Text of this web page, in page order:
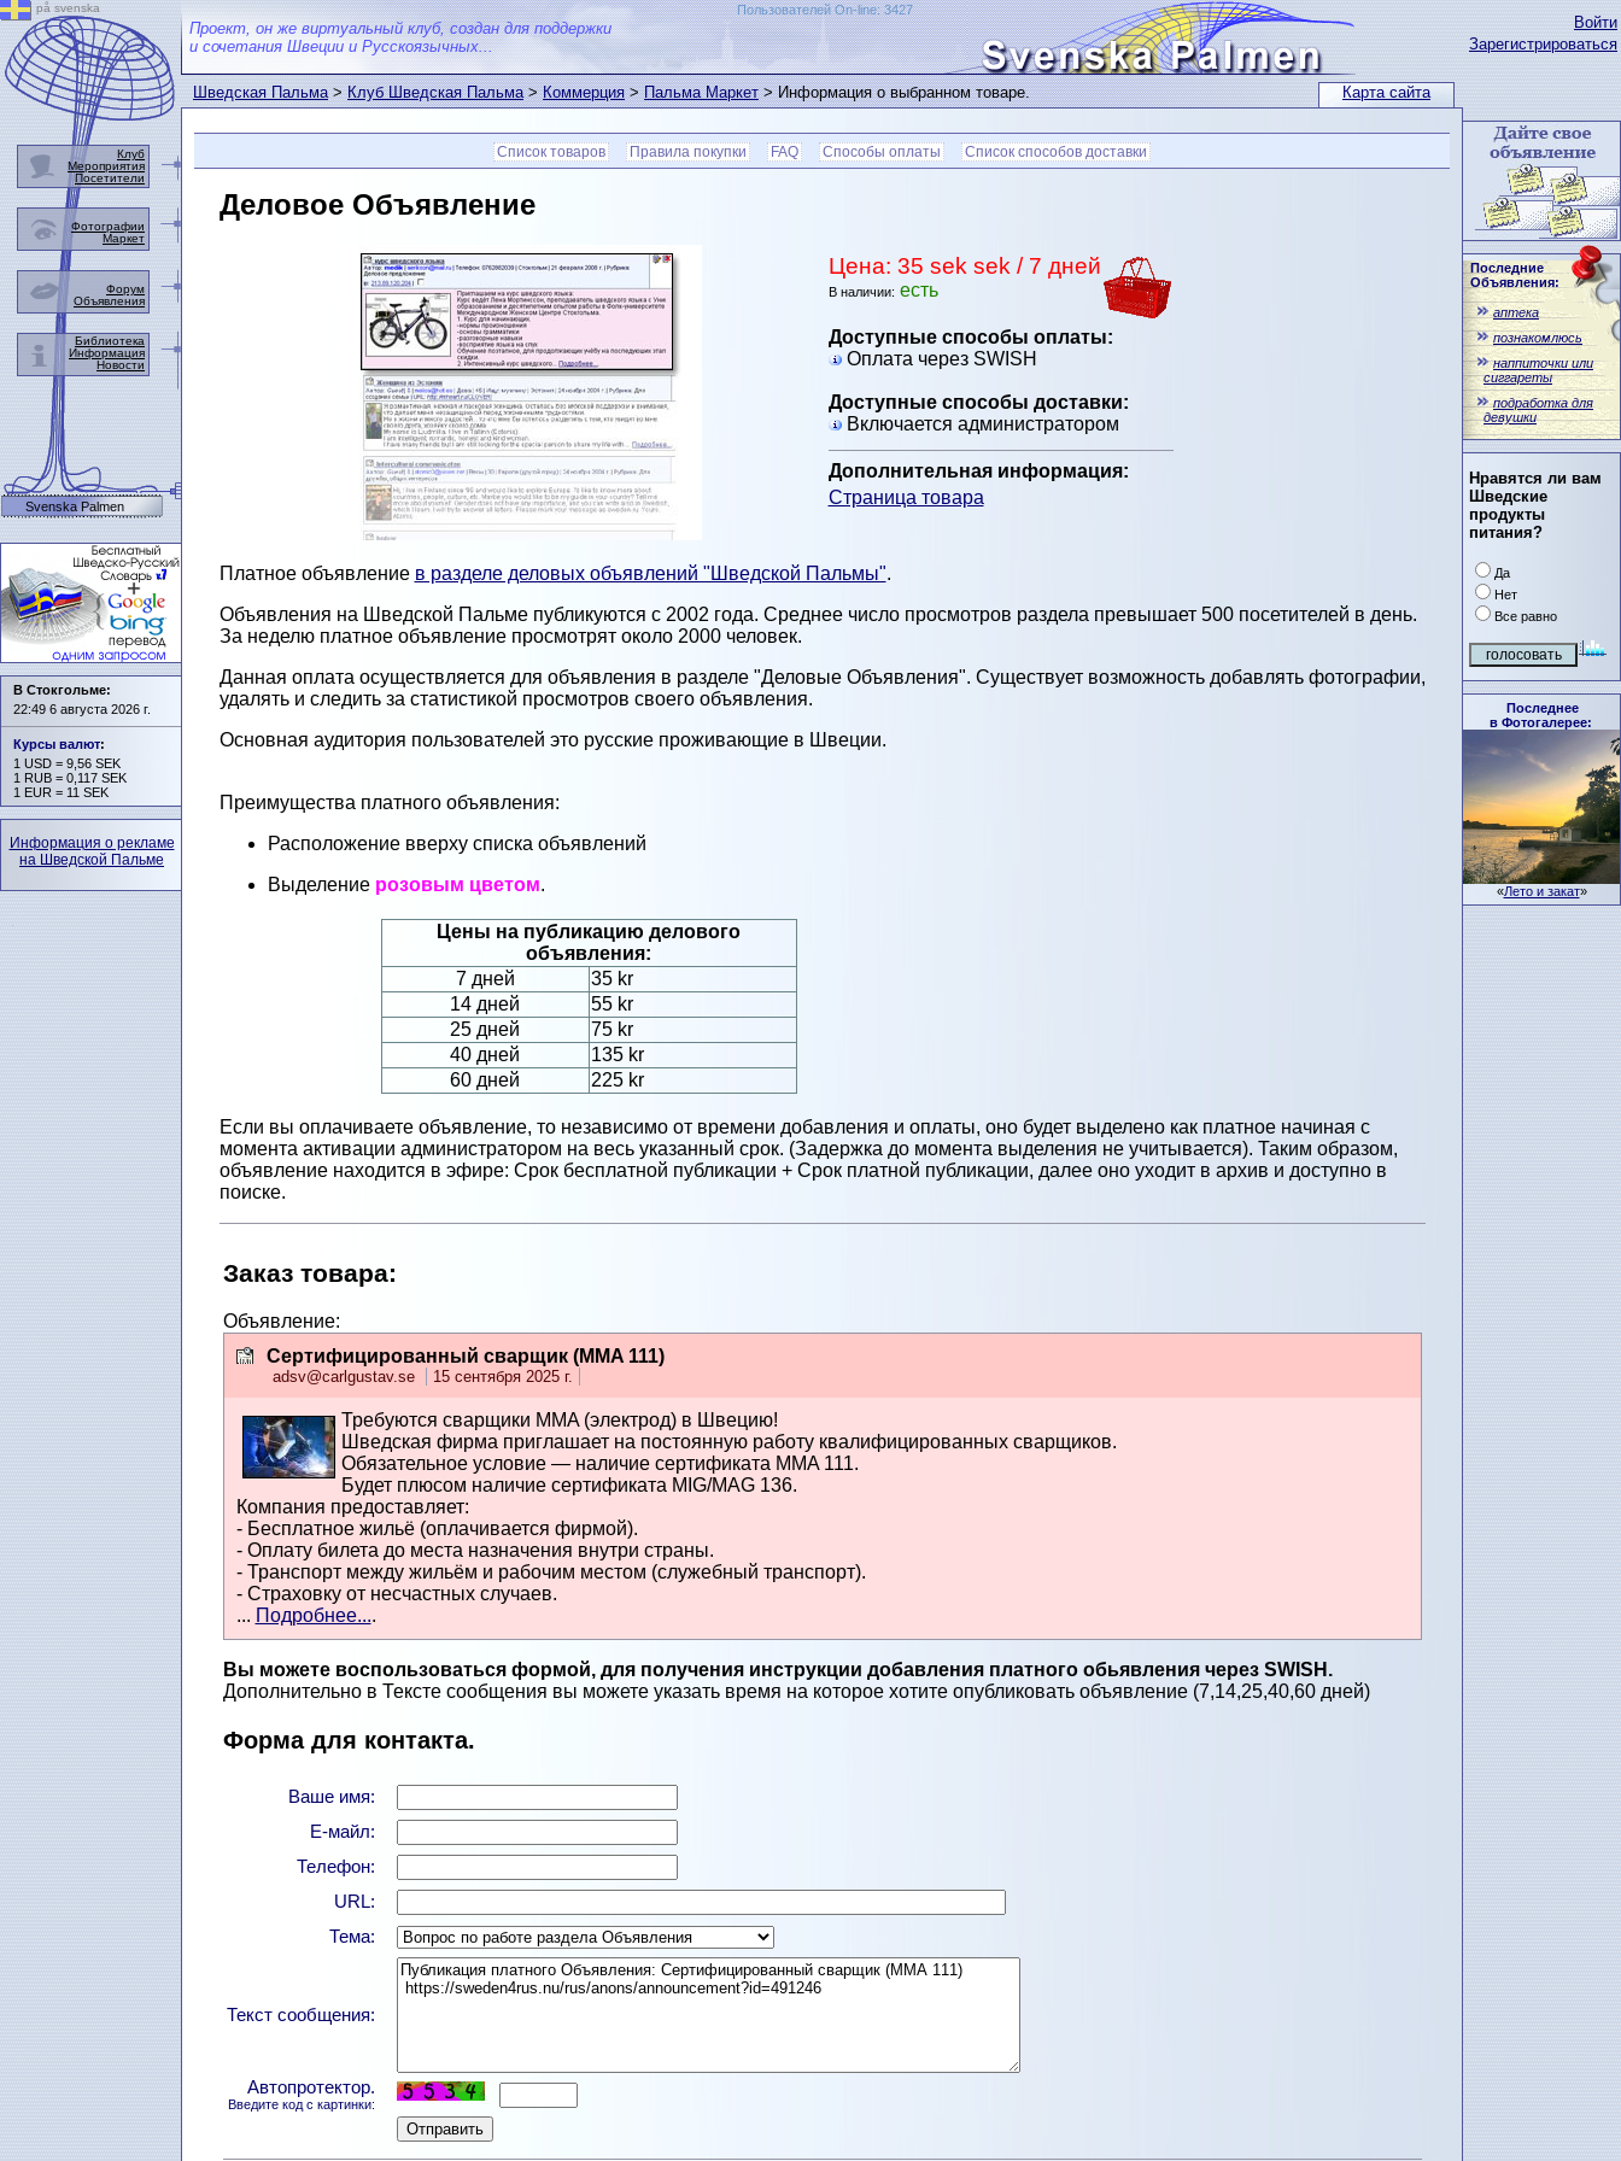
Карта сайта
Войти
Зарегистрироваться
Последние
Объявления:
аптека
познакомлюсь
наппиточки или
сиггареты
подработка для
девушки
Нравятся ли вам
Шведские
продукты
питания?
Да
Нет
Все равно
Последнее
в Фотогалерее:
«Лето и закат»
Проект, он же виртуальный клуб, создан для поддержки
и сочетания Швеции и Русскоязычных...
Пользователей On-line: 3427
Шведская Пальма>Клуб Шведская Пальма>Коммерция>Пальма Маркет> Информация о выбранном товаре.
Список товаров Правила покупки FAQ Способы оплаты Список способов доставки
Деловое Объявление
Цена: 35 sek sek / 7 дней
В наличии: есть
Доступные способы оплаты:
Оплата через SWISH
Доступные способы доставки:
Включается администратором
Дополнительная информация:
Страница товара
Платное объявление в разделе деловых объявлений "Шведской Пальмы".
Объявления на Шведской Пальме публикуются с 2002 года. Среднее число просмотров раздела превышает 500 посетителей в день.
За неделю платное объявление просмотрят около 2000 человек.
Данная оплата осуществляется для объявления в разделе "Деловые Объявления". Существует возможность добавлять фотографии,
удалять и следить за статистикой просмотров своего объявления.
Основная аудитория пользователей это русские проживающие в Швеции.
Преимущества платного объявления:
Расположение вверху списка объявлений
Выделение розовым цветом.
Цены на публикацию делового
объявления:
7 дней
35 kr
14 дней
55 kr
25 дней
75 kr
40 дней
135 kr
60 дней
225 kr
Если вы оплачиваете объявление, то независимо от времени добавления и оплаты, оно будет выделено как платное начиная с
момента активации администратором на весь указанный срок. (Задержка до момента выделения не учитывается). Таким образом,
объявление находится в эфире: Срок бесплатной публикации + Срок платной публикации, далее оно уходит в архив и доступно в
поиске.
Заказ товарa:
Объявление:
Сертифицированный сварщик (MMA 111)
adsv@carlgustav.se 15 сентября 2025 г.
Требуются сварщики MMA (электрод) в Швецию!
Шведская фирма приглашает на постоянную работу квалифицированных сварщиков.
Обязательное условие — наличие сертификата MMA 111.
Будет плюсом наличие сертификата MIG/MAG 136.
Компания предоставляет:
- Бесплатное жильё (оплачивается фирмой).
- Оплату билета до места назначения внутри страны.
- Транспорт между жильём и рабочим местом (служебный транспорт).
- Страховку от несчастных случаев.
... Подробнее....
Вы можете воспользоваться формой, для получения инструкции добавления платного обьявления через SWISH.
Дополнительно в Тексте сообщения вы можете указать время на которое хотите опубликовать объявление (7,14,25,40,60 дней)
Форма для контакта.
Ваше имя:
Е-майл:
Телефон:
URL:
Тема:
Текст сообщения:
Автопротектор.
Введите код с картинки:
på svenska
Клуб
Мероприятия
Посетители
Фотографии
Маркет
Форум
Объявления
Библиотека
Информация
Новости
Svenska Palmen
В Стокгольме:
22:49 6 августа 2026 г.
Курсы валют:
1 USD = 9,56 SEK
1 RUB = 0,117 SEK
1 EUR = 11 SEK
Информация о рекламе
на Шведской Пальме